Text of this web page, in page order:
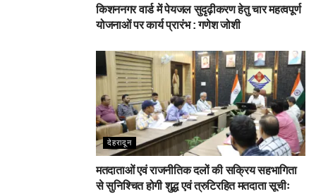
किशननगर वार्ड में पेयजल सुदृढ़ीकरण हेतु चार महत्वपूर्ण
योजनाओं पर कार्य प्रारंभ : गणेश जोशी
देहरादून
मतदाताओं एवं राजनीतिक दलों की सक्रिय सहभागिता
से सुनिश्चित होगी शुद्ध एवं त्रुटिरहित मतदाता सूचीः